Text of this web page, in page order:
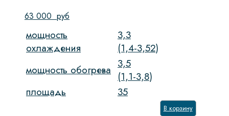
63 000 руб
мощность
охлаждения
3,3
(1,4-3,52)
мощность обогрева 3,5
(1,1-3,8)
площадь
35
В корзину